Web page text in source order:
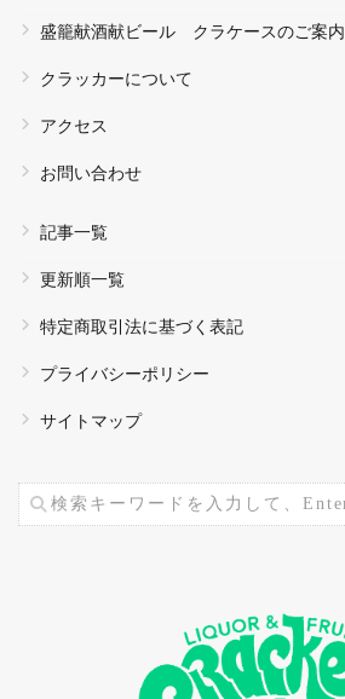
盛籠献酒献ビール クラケースのご案内
クラッカーについて
アクセス
お問い合わせ
記事一覧
更新順一覧
特定商取引法に基づく表記
プライバシーポリシー
サイトマップ